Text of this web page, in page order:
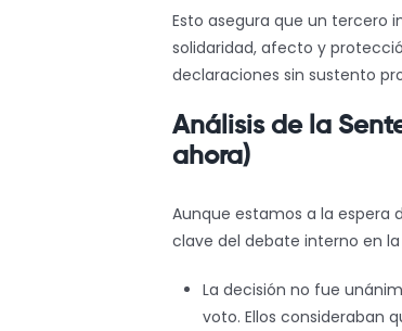
Esto asegura que un tercero
solidaridad, afecto y
declaraciones sin sustento
Análisis de la
ahora)
Aunque estamos a la espera
clave del debate interno en
La decisión no fue
voto. Ellos consideraban